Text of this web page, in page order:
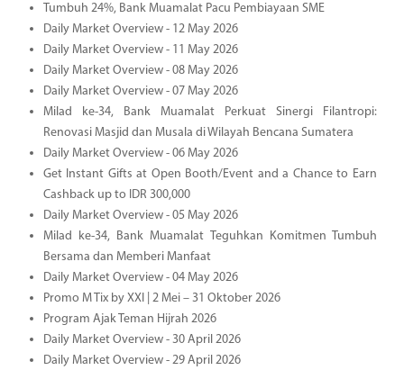
Tumbuh 24%, Bank Muamalat Pacu Pembiayaan SME
Daily Market Overview - 12 May 2026
Daily Market Overview - 11 May 2026
Daily Market Overview - 08 May 2026
Daily Market Overview - 07 May 2026
Milad ke-34, Bank Muamalat Perkuat Sinergi Filantropi:
Renovasi Masjid dan Musala di Wilayah Bencana Sumatera
Daily Market Overview - 06 May 2026
Get Instant Gifts at Open Booth/Event and a Chance to Earn
Cashback up to IDR 300,000
Daily Market Overview - 05 May 2026
Milad ke-34, Bank Muamalat Teguhkan Komitmen Tumbuh
Bersama dan Memberi Manfaat
Daily Market Overview - 04 May 2026
Promo M Tix by XXI | 2 Mei – 31 Oktober 2026
Program Ajak Teman Hijrah 2026
Daily Market Overview - 30 April 2026
Daily Market Overview - 29 April 2026